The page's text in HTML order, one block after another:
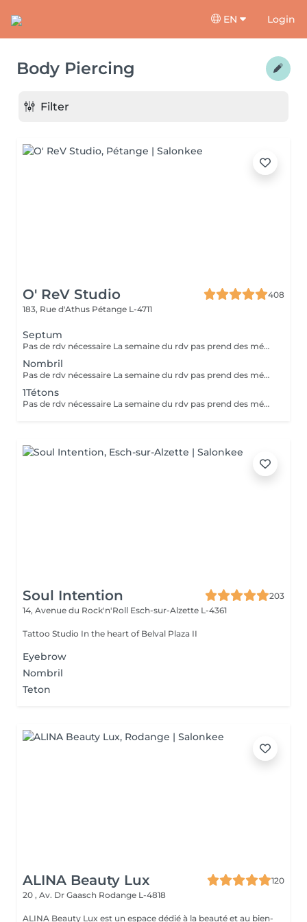
EN Login
Body Piercing
Filter
O' ReV Studio
408
183, Rue d'Athus Pétange L-4711
Septum
Pas de rdv nécessaire La semaine du rdv pas prend des médicaments, des anti-inflamatoires, des antibiotiques et de cortisone.
Nombril
Pas de rdv nécessaire La semaine du rdv pas prend des médicaments, des anti-inflamatoires, des antibiotiques et de cortisone.
1Tétons
Pas de rdv nécessaire La semaine du rdv pas prend des médicaments, des anti-inflamatoires, des antibiotiques et de cortisone.
Soul Intention
203
14, Avenue du Rock'n'Roll Esch-sur-Alzette L-4361
Tattoo Studio In the heart of Belval Plaza II
Eyebrow
Nombril
Teton
ALINA Beauty Lux
120
20 , Av. Dr Gaasch Rodange L-4818
ALINA Beauty Lux est un espace dédié à la beauté et au bien-